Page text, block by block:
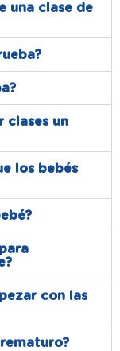
una clase de
clases un
los bebés
con las